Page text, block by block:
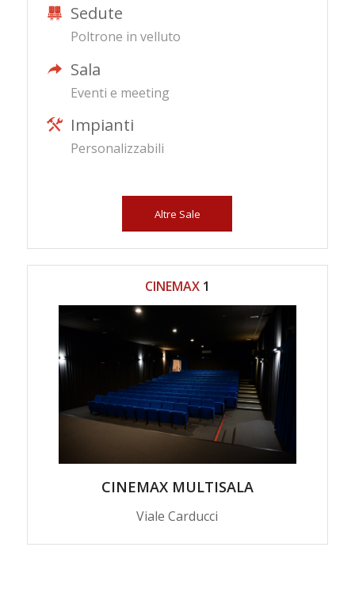
Sedute
Poltrone in velluto
Sala
Eventi e meeting
Impianti
Personalizzabili
Altre Sale
CINEMAX1
CINEMAX MULTISALA
Viale Carducci